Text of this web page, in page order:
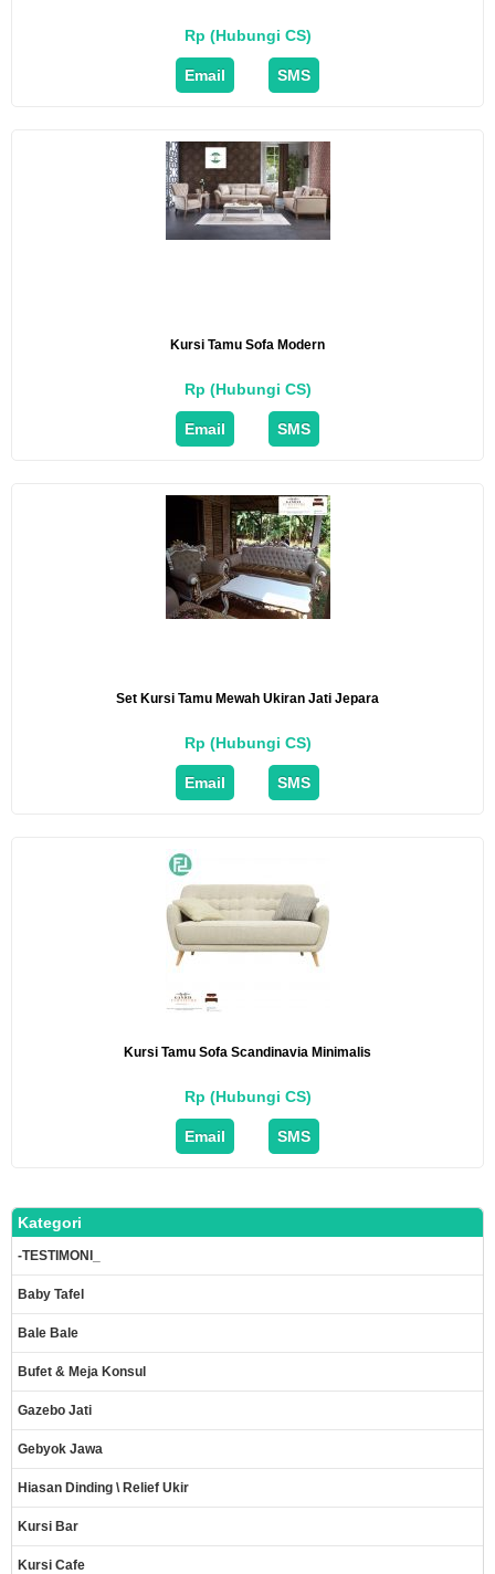
Rp (Hubungi CS)
Email SMS
Kursi Tamu Sofa Modern
Rp (Hubungi CS)
Email SMS
Set Kursi Tamu Mewah Ukiran Jati Jepara
Rp (Hubungi CS)
Email SMS
Kursi Tamu Sofa Scandinavia Minimalis
Rp (Hubungi CS)
Email SMS
Kategori
-TESTIMONI_
Baby Tafel
Bale Bale
Bufet & Meja Konsul
Gazebo Jati
Gebyok Jawa
Hiasan Dinding \ Relief Ukir
Kursi Bar
Kursi Cafe